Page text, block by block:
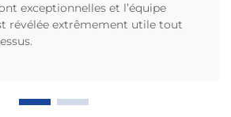
exceptionnelles et l’équipe
révélée extrêmement utile tout